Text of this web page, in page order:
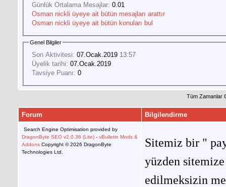
Günlük Ortalama Mesajlar: 0.01
Osman nickli üyeye ait bütün mesajları arattır
Osman nickli üyeye ait bütün konuları bul
Genel Bilgiler
Son Aktivitesi: 07.Ocak.2019 13:57
Üyelik tarihi: 07.Ocak.2019
Tavsiye Puanı: 0
Tüm Zamanlar
Forum Bilgilendirme
Search Engine Optimisation provided by
DragonByte SEO v2.0.36 (Lite) - vBulletin Mods &
Addons Copyright © 2026 DragonByte
Technologies Ltd.
Sitemiz bir "
yüzden
edilmeksizin